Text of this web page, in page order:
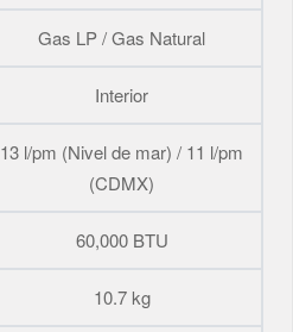
Gas LP / Gas Natural
Interior
13 l/pm (Nivel de mar) / 11 l/pm
(CDMX)
60,000 BTU
10.7 kg